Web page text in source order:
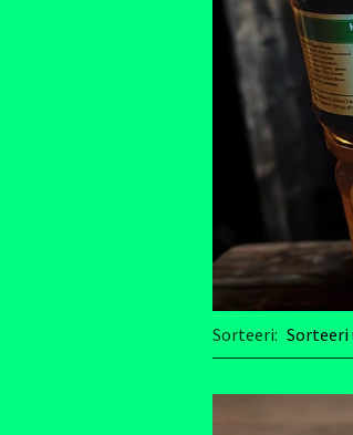
Sorteeri: